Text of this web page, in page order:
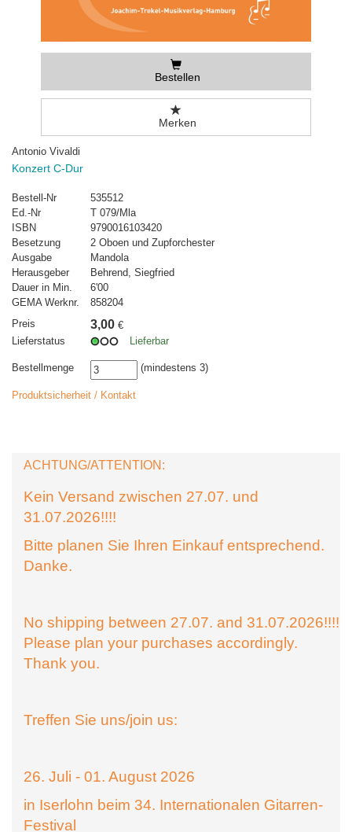
Bestellen
Merken
Antonio Vivaldi
Konzert C-Dur
Bestell-Nr
535512
Ed.-Nr
T 079/Mla
ISBN
9790016103420
Besetzung
2 Oboen und Zupforchester
Ausgabe
Mandola
Herausgeber
Behrend, Siegfried
Dauer in Min.
6'00
GEMA Werknr.
858204
Preis
3,00 €
Lieferstatus
Lieferbar
Bestellmenge (mindestens 3)
Produktsicherheit / Kontakt
ACHTUNG/ATTENTION:
Kein Versand zwischen 27.07. und
31.07.2026!!!!
Bitte planen Sie Ihren Einkauf entsprechend.
Danke.
No shipping between 27.07. and 31.07.2026!!!!
Please plan your purchases accordingly.
Thank you.
Treffen Sie uns/join us:
26. Juli - 01. August 2026
in Iserlohn beim 34. Internationalen Gitarren-
Festival